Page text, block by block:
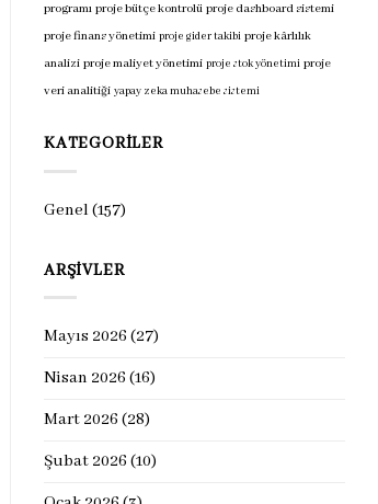
programı proje bütçe kontrolü proje dashboard sistemi
proje finans yönetimi proje gider takibi proje kârlılık
analizi proje maliyet yönetimi proje stok yönetimi proje
veri analitiği yapay zeka muhasebe sistemi
KATEGORILER
Genel(157)
ARŞIVLER
Mayıs 2026 (27)
Nisan 2026 (16)
Mart 2026 (28)
Şubat 2026 (10)